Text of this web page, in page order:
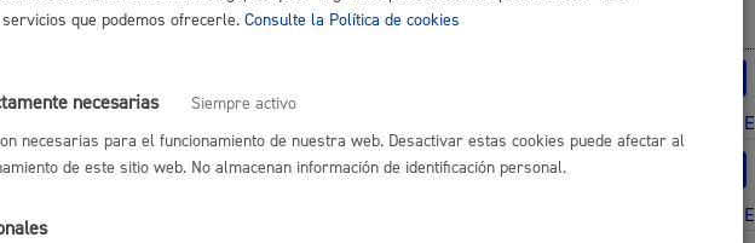
Espacio público, residuos y medioambiente
relacionadas con Consumo y Medio Ambiente
ONLINE
guiadas a la finca de Artikutza
ONLINE
que podemos ofrecerle. Consulte la Política de cookies
necesarias
Siempre activo
necesarias para el funcionamiento de nuestra web. Desactivar estas cookies puede afectar al
de este sitio web. No almacenan información de identificación personal.